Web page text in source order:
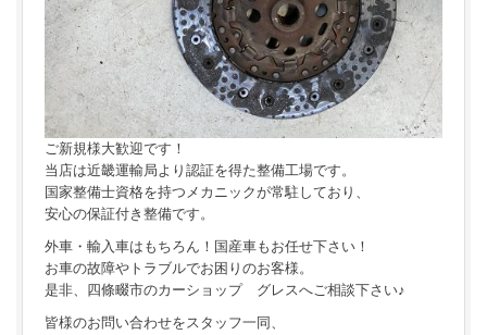
ご新規様大歓迎です！
当店は近畿運輸局より認証を得た整備工場です。
国家整備士資格を持つメカニックが常駐しており、
安心の保証付き整備です。
外車・輸入車はもちろん！国産車もお任せ下さい！
お車の故障やトラブルでお困りのお客様。
是非、四條畷市のカーショップ グレスへご相談下さい♪
皆様のお問い合わせをスタッフ一同、